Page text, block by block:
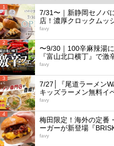
1
7/31〜｜新静岡セノバ
店！濃厚クロックムッ
favy
2
〜9/30｜100辛麻辣湯
『富山北口横丁』で激
favy
3
7/27│『尾道ラーメン
キッズラーメン無料イ
favy
4
梅田限定！海外の定番
ーガーが新登場『
favy